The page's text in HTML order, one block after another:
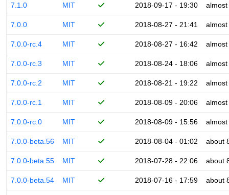
7.1.0 MIT 2018-09-17 - 19:30
7.0.0 MIT 2018-08-27 - 21:41
7.0.0-rc.4 MIT 2018-08-27 - 16:42
7.0.0-rc.3 MIT 2018-08-24 - 18:06
7.0.0-rc.2 MIT 2018-08-21 - 19:22
7.0.0-rc.1 MIT 2018-08-09 - 20:06
7.0.0-rc.0 MIT 2018-08-09 - 15:56
7.0.0-beta.56 MIT 2018-08-04 - 01:02 about
7.0.0-beta.55 MIT 2018-07-28 - 22:06 about
7.0.0-beta.54 MIT 2018-07-16 - 17:59 about